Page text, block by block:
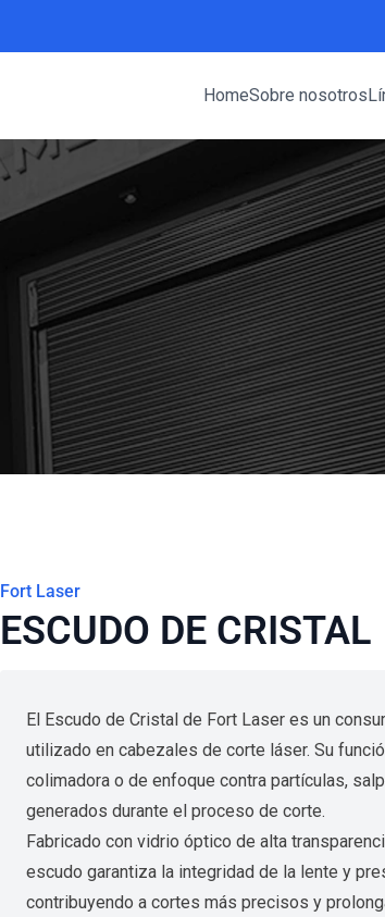
HomeSobre nosotros
Fort Laser
ESCUDO DE CRISTAL
El Escudo de Cristal de Fort Laser es un
utilizado en cabezales de corte láser. Su
colimadora o de enfoque contra partículas,
generados durante el proceso de corte.
Fabricado con vidrio óptico de alta
escudo garantiza la integridad de la lente y
contribuyendo a cortes más precisos y